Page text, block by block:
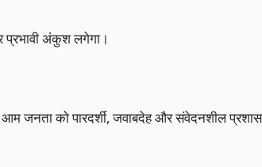
प्रभावी अंकुश लगेगा।
आम जनता को पारदर्शी, जवाबदेह और संवेदनशील